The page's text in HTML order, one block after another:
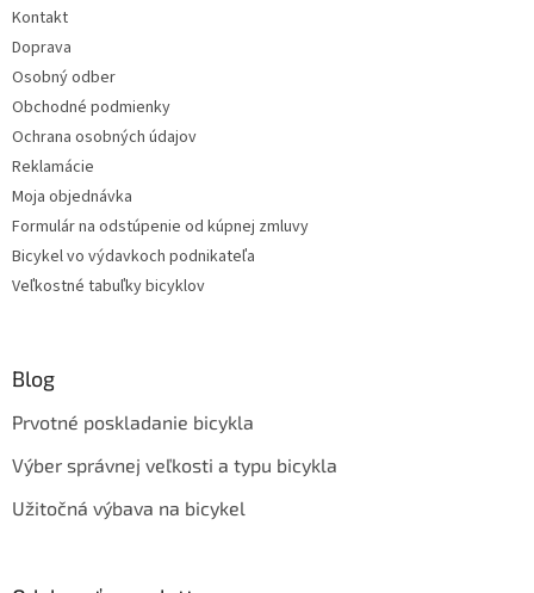
Kontakt
Doprava
Osobný odber
Obchodné podmienky
Ochrana osobných údajov
Reklamácie
Moja objednávka
Formulár na odstúpenie od kúpnej zmluvy
Bicykel vo výdavkoch podnikateľa
Veľkostné tabuľky bicyklov
Blog
Prvotné poskladanie bicykla
Výber správnej veľkosti a typu bicykla
Užitočná výbava na bicykel